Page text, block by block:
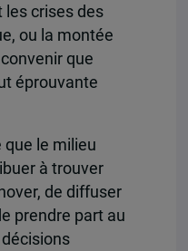
les crises des
ou la montée
que
éprouvante
que le milieu
à trouver
de diffuser
prendre part au